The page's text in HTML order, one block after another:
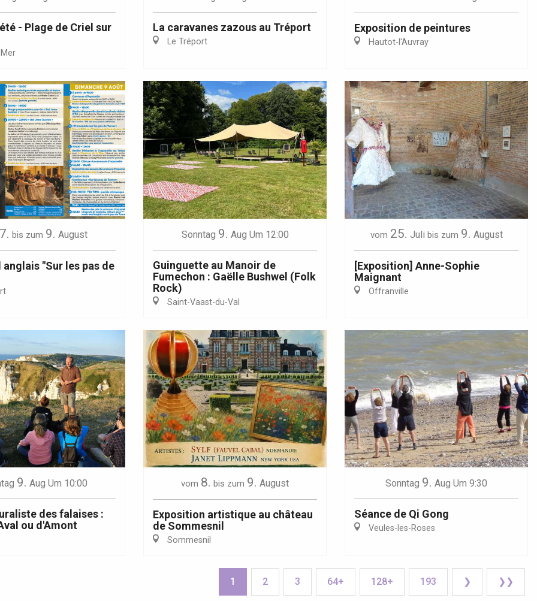
- Plage de Criel sur
La caravanes zazous au Tréport
Le Tréport
Exposition de peintures
Hautot-l'Auvray
7. bis zum 9. August
anglais "Sur les pas de
Sonntag 9. Aug Um 12:00
Guinguette au Manoir de
Fumechon : Gaëlle Bushwel (Folk
Rock)
Saint-Vaast-du-Val
vom 25. Juli bis zum 9. August
[Exposition] Anne-Sophie
Maignant
Offranville
9. Aug Um 10:00
des falaises :
ou d'Amont
vom 8. bis zum 9. August
Exposition artistique au château
de Sommesnil
Sommesnil
Sonntag 9. Aug Um 9:30
Séance de Qi Gong
Veules-les-Roses
1 2 3 64+ 128+ 193 ❯ ❯❯